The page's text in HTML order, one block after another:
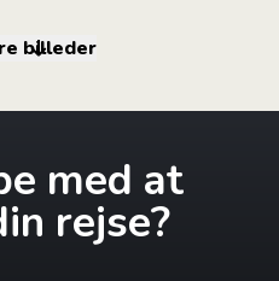
billeder
med at
rejse?